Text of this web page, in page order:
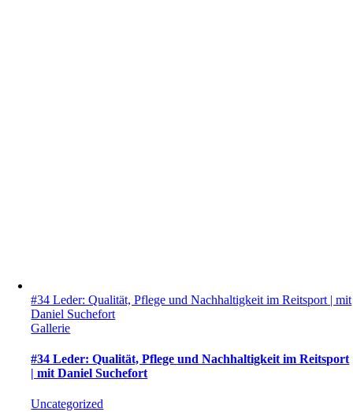
#34 Leder: Qualität, Pflege und Nachhaltigkeit im Reitsport | mit
Daniel Suchefort
Gallerie
#34 Leder: Qualität, Pflege und Nachhaltigkeit im Reitsport
| mit Daniel Suchefort
Uncategorized